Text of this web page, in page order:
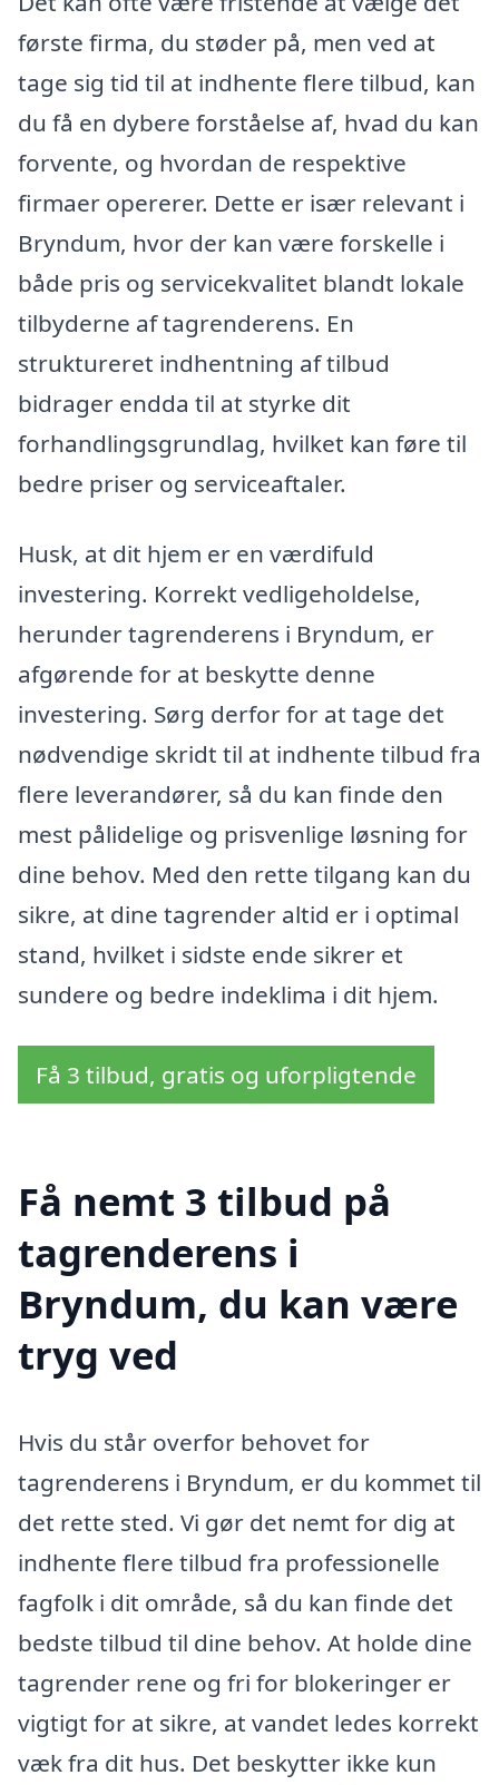
første firma, du støder på, men ved at
tage sig tid til at indhente flere tilbud, kan
du få en dybere forståelse af, hvad du kan
forvente, og hvordan de respektive
firmaer opererer. Dette er især relevant i
Bryndum, hvor der kan være forskelle i
både pris og servicekvalitet blandt lokale
tilbyderne af tagrenderens. En
struktureret indhentning af tilbud
bidrager endda til at styrke dit
forhandlingsgrundlag, hvilket kan føre til
bedre priser og serviceaftaler.
Husk, at dit hjem er en værdifuld
investering. Korrekt vedligeholdelse,
herunder tagrenderens i Bryndum, er
afgørende for at beskytte denne
investering. Sørg derfor for at tage det
nødvendige skridt til at indhente tilbud fra
flere leverandører, så du kan finde den
mest pålidelige og prisvenlige løsning for
dine behov. Med den rette tilgang kan du
sikre, at dine tagrender altid er i optimal
stand, hvilket i sidste ende sikrer et
sundere og bedre indeklima i dit hjem.
Få 3 tilbud, gratis og uforpligtende
Få nemt 3 tilbud på
tagrenderens i
Bryndum, du kan være
tryg ved
Hvis du står overfor behovet for
tagrenderens i Bryndum, er du kommet til
det rette sted. Vi gør det nemt for dig at
indhente flere tilbud fra professionelle
fagfolk i dit område, så du kan finde det
bedste tilbud til dine behov. At holde dine
tagrender rene og fri for blokeringer er
vigtigt for at sikre, at vandet ledes korrekt
væk fra dit hus. Det beskytter ikke kun